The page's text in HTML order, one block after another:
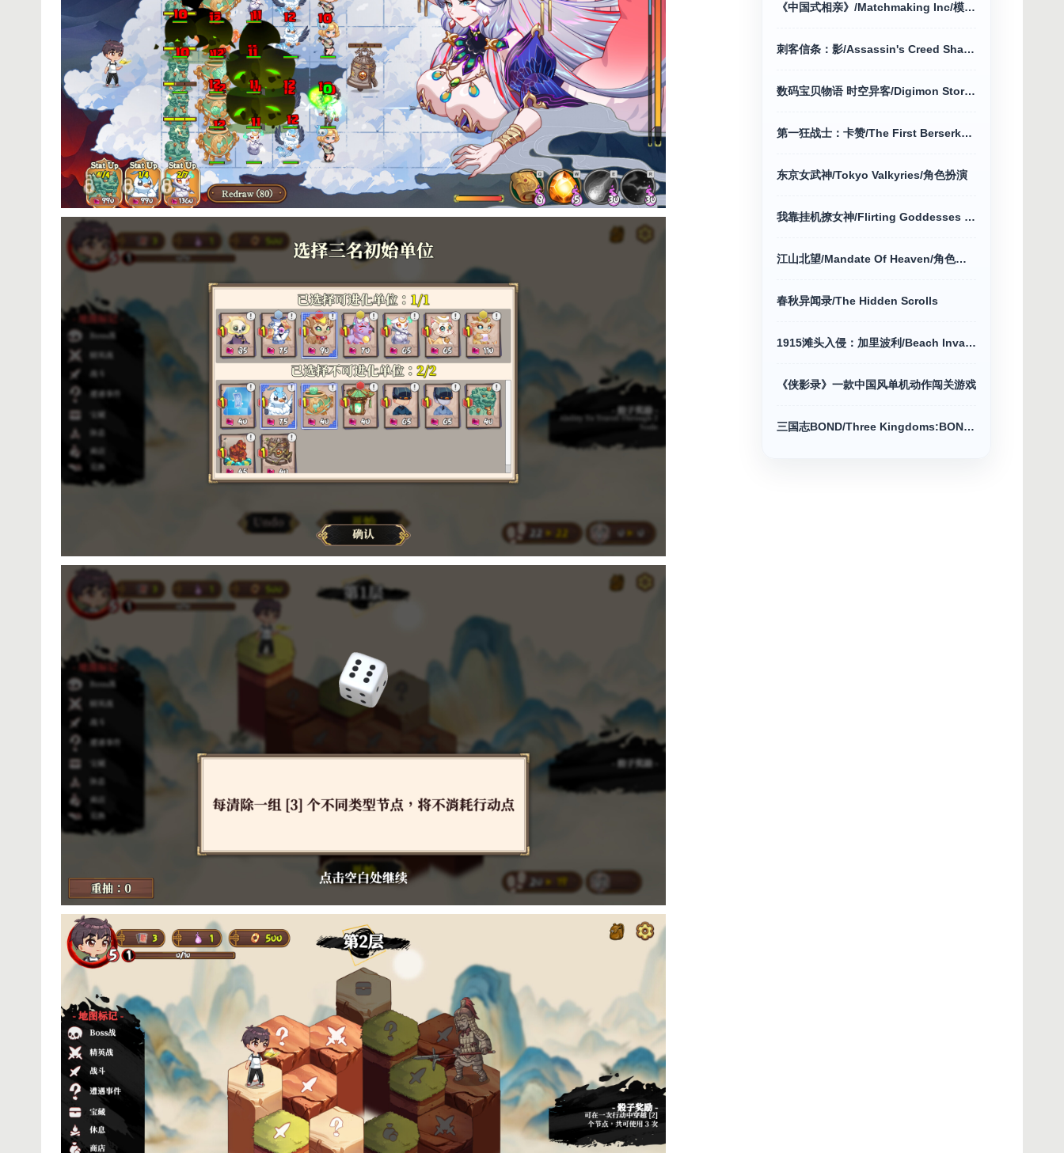
《中国式相亲》/Matchmaking Inc/模拟经营
刺客信条：影/Assassin's Creed Shadows voices38 新游发布
数码宝贝物语 时空异客/Digimon Story Time Stranger
第一狂战士：卡赞/The First Berserker动作冒险
东京女武神/Tokyo Valkyries/角色扮演
我靠挂机撩女神/Flirting Goddesses by AFK
江山北望/Mandate Of Heaven/角色扮演游戏
春秋异闻录/The Hidden Scrolls
1915滩头入侵：加里波利/Beach Invasion动作冒险
《侠影录》一款中国风单机动作闯关游戏
三国志BOND/Three Kingdoms:BOND/策略战棋